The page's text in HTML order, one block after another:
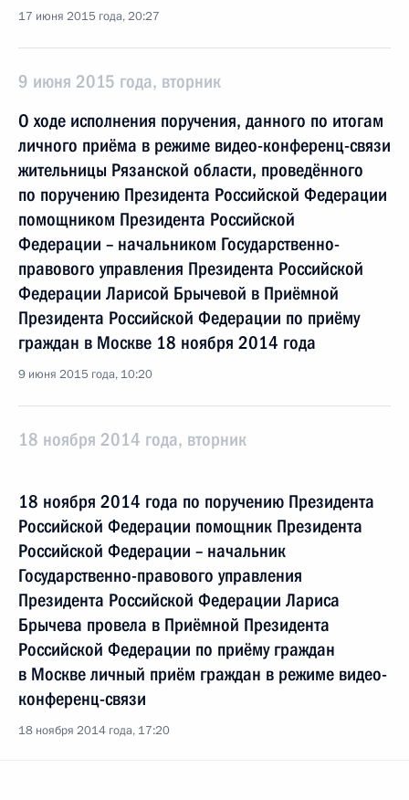
17 июня 2015 года, 20:27
9 июня 2015 года, вторник
О ходе исполнения поручения, данного по итогам
личного приёма в режиме видео-конференц-связи
жительницы Рязанской области, проведённого
по поручению Президента Российской Федерации
помощником Президента Российской
Федерации – начальником Государственно-
правового управления Президента Российской
Федерации Ларисой Брычевой в Приёмной
Президента Российской Федерации по приёму
граждан в Москве 18 ноября 2014 года
9 июня 2015 года, 10:20
18 ноября 2014 года, вторник
18 ноября 2014 года по поручению Президента
Российской Федерации помощник Президента
Российской Федерации – начальник
Государственно-правового управления
Президента Российской Федерации Лариса
Брычева провела в Приёмной Президента
Российской Федерации по приёму граждан
в Москве личный приём граждан в режиме видео-
конференц-связи
18 ноября 2014 года, 17:20